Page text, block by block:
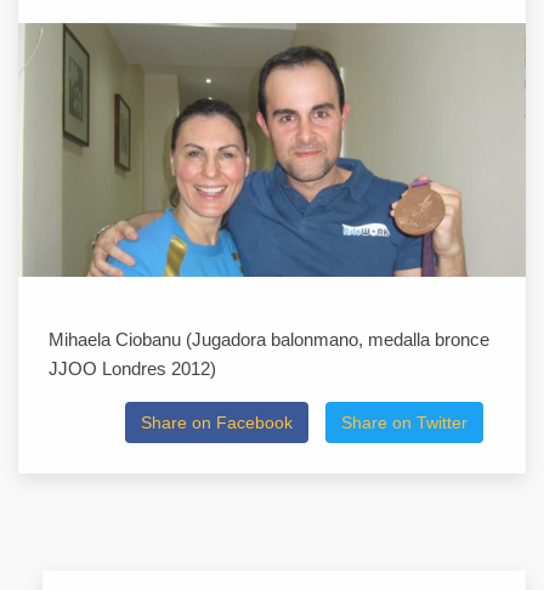
Mihaela Ciobanu (Jugadora balonmano, medalla bronce
JJOO Londres 2012)
Share on Facebook Share on Twitter